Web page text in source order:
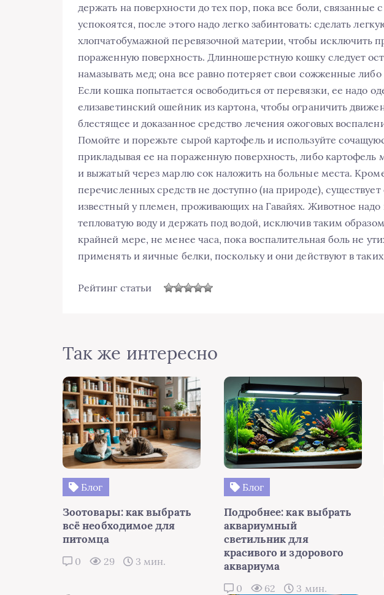
держать на поверхности до тех пор, пока все боли, связанные
успокоятся, после этого надо легко забинтовать: сделать
хлопчатобумажной перевязочной материи, чтобы исключить
пораженную поверхность. Длинношерстную кошку следует
намазывать мед; она все равно потеряет свои сожженные
Если кошка попытается освободиться от перевязки, ее надо
елизаветинский ошейник из картона, чтобы ограничить
блестящее и доказанное средство лечения ожоговых
Помойте и порежьте сырой картофель и используйте
прикладывая ее на пораженную поверхность, либо картофель
и выжатый через марлю сок наложить на больные места.
перечисленных средств не доступно (на природе),
известный у племен, проживающих на Гавайях. Животное надо
тепловатую воду и держать под водой, исключив таким
крайней мере, не менее часа, пока воспалительная боль не
применять и яичные белки, поскольку и они действуют в
Рейтинг статьи
Так же интересно
Блог
Зоотовары: как выбрать
всё необходимое для
питомца
0 29 3 мин.
Блог
Подробнее: как выбрать
аквариумный
светильник для
красивого и здорового
аквариума
0 62 3 мин.